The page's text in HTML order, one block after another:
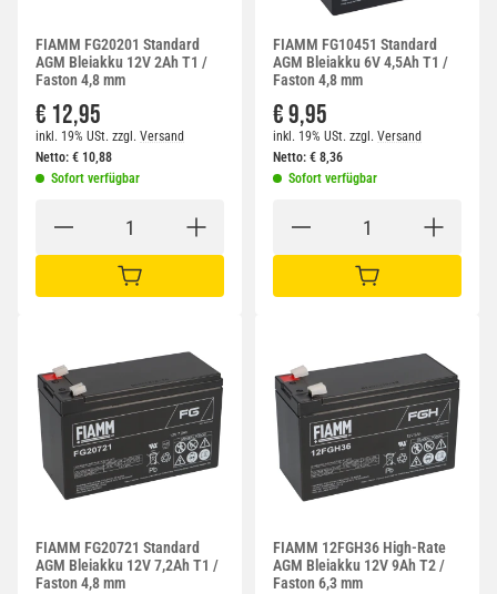
FIAMM FG20201 Standard
AGM Bleiakku 12V 2Ah T1 /
Faston 4,8 mm
€ 12,95
inkl. 19% USt. zzgl. Versand
Netto: € 10,88
Sofort verfügbar
IN DEN WARENKORB
FIAMM FG10451 Standard
AGM Bleiakku 6V 4,5Ah T1 /
Faston 4,8 mm
€ 9,95
inkl. 19% USt. zzgl. Versand
Netto: € 8,36
Sofort verfügbar
IN DEN WARENKORB
FIAMM FG20721 Standard
AGM Bleiakku 12V 7,2Ah T1 /
Faston 4,8 mm
FIAMM 12FGH36 High-Rate
AGM Bleiakku 12V 9Ah T2 /
Faston 6,3 mm